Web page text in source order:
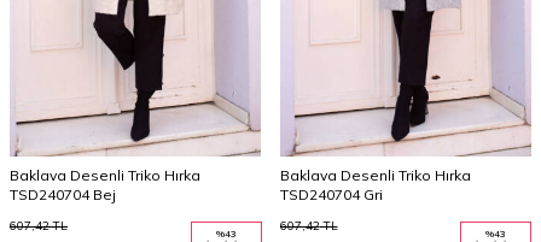
Baklava Desenli Triko Hırka
TSD240704 Bej
607,42TL %43
Baklava Desenli Triko Hırka
TSD240704 Gri
607,42TL %43